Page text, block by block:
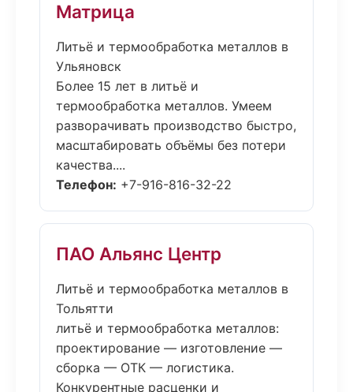
Матрица
Литьё и термообработка металлов в
Ульяновск
Более 15 лет в литьё и
термообработка металлов. Умеем
разворачивать производство быстро,
масштабировать объёмы без потери
качества....
Телефон: +7-916-816-32-22
ПАО Альянс Центр
Литьё и термообработка металлов в
Тольятти
литьё и термообработка металлов:
проектирование — изготовление —
сборка — ОТК — логистика.
Конкурентные расценки и